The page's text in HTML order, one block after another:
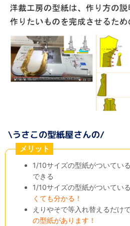
メリット
1/10サイズの型紙がついてい
できる
1/10サイズの型紙がついてい
くても分かる！
えりやそで等入れ替えるだけ
の型紙があります！